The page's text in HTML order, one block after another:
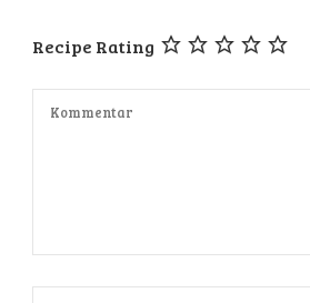
Recipe Rating